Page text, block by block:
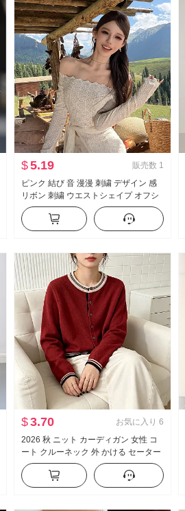
$5.19 販売数 1
ピンク 結び 音 漫漫 刺繍 デザイン 感
リボン 刺繍 ウエストシェイプ オフシ
ョルダー トップス fh26c3t2792
$3.70 お気に入り 6
2026 秋 ニット カーディガン 女性 コ
ート クルーネック 外 かける セーター
トップス コントラストカラー 秋 厚手
ウールヤーン コート